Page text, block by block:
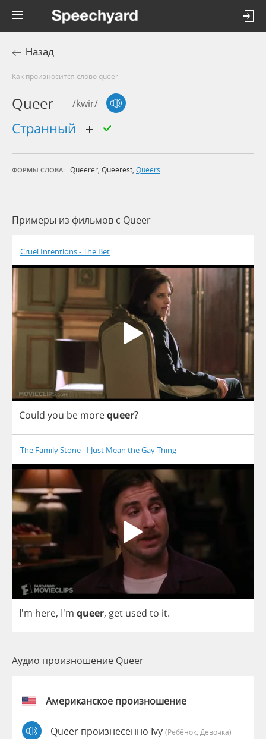
Назад
Как произносится слово queer
Queer /kwir/
странный
ФОРМЫ СЛОВА: Queerer, Queerest, Queers
Примеры из фильмов c Queer
Cruel Intentions - The Bet
Could you be morequeer?
The Family Stone - I Just Mean the Gay Thing
I'm here, I'm queer, get used to it.
Аудио произношение Queer
Американское произношение
Queer произнесенно Ivy (Ребёнок, Девочка)